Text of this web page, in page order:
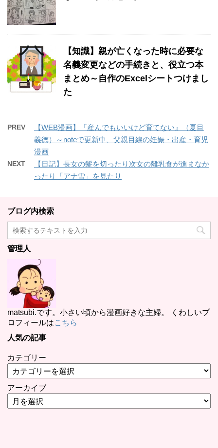
【知識】親が亡くなった時に必要な
名義変更などの手続きと、役立つ本
まとめ～自作のExcelシートつけまし
た
PREV
【WEB漫画】『産んでもいいけど育てない』（夏目
義徳）～noteで更新中、父親目線の妊娠・出産・育児
漫画
NEXT
【日記】長女の髪を切ったり次女の離乳食が進まなか
ったり「アナ雪」を見たり
ブログ内検索
管理人
matsubi.です。小さい頃から漫画好きな主婦。 くわしいプ
ロフィールはこちら
人気の記事
カテゴリー
アーカイブ